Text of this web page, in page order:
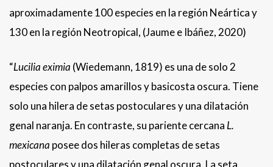
aproximadamente 100 especies en la región Neártica y
130 en la región Neotropical, (Jaume e Ibáñez, 2020)
“Lucilia eximia (Wiedemann, 1819) es una de solo 2
especies con palpos amarillos y basicosta oscura. Tiene
solo una hilera de setas postoculares y una dilatación
genal naranja. En contraste, su pariente cercana L.
mexicana posee dos hileras completas de setas
postoculares y una dilatación genal oscura. La seta